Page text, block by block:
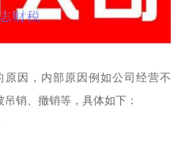
因，内部原因例如公司经营不
销、撤销等，具体如下：